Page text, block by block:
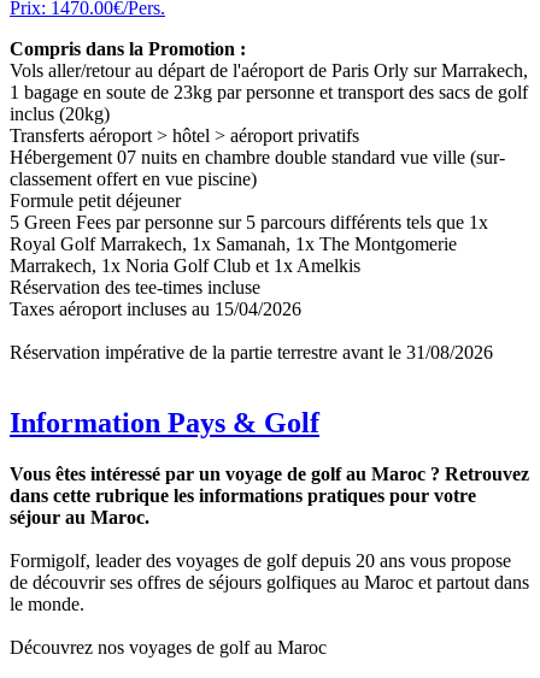
Prix: 1470.00€/Pers.
Compris dans la Promotion :
Vols aller/retour au départ de l'aéroport de Paris Orly sur Marrakech,
1 bagage en soute de 23kg par personne et transport des sacs de golf
inclus (20kg)
Transferts aéroport > hôtel > aéroport privatifs
Hébergement 07 nuits en chambre double standard vue ville (sur-
classement offert en vue piscine)
Formule petit déjeuner
5 Green Fees par personne sur 5 parcours différents tels que 1x
Royal Golf Marrakech, 1x Samanah, 1x The Montgomerie
Marrakech, 1x Noria Golf Club et 1x Amelkis
Réservation des tee-times incluse
Taxes aéroport incluses au 15/04/2026
Réservation impérative de la partie terrestre avant le 31/08/2026
Information Pays & Golf
Vous êtes intéressé par un voyage de golf au Maroc ? Retrouvez
dans cette rubrique les informations pratiques pour votre
séjour au Maroc.
Formigolf, leader des voyages de golf depuis 20 ans vous propose
de découvrir ses offres de séjours golfiques au Maroc et partout dans
le monde.
Découvrez nos voyages de golf au Maroc